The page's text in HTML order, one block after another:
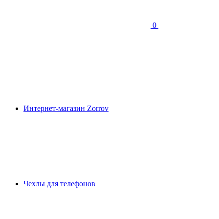
0
Интернет-магазин Zorrov
Чехлы для телефонов